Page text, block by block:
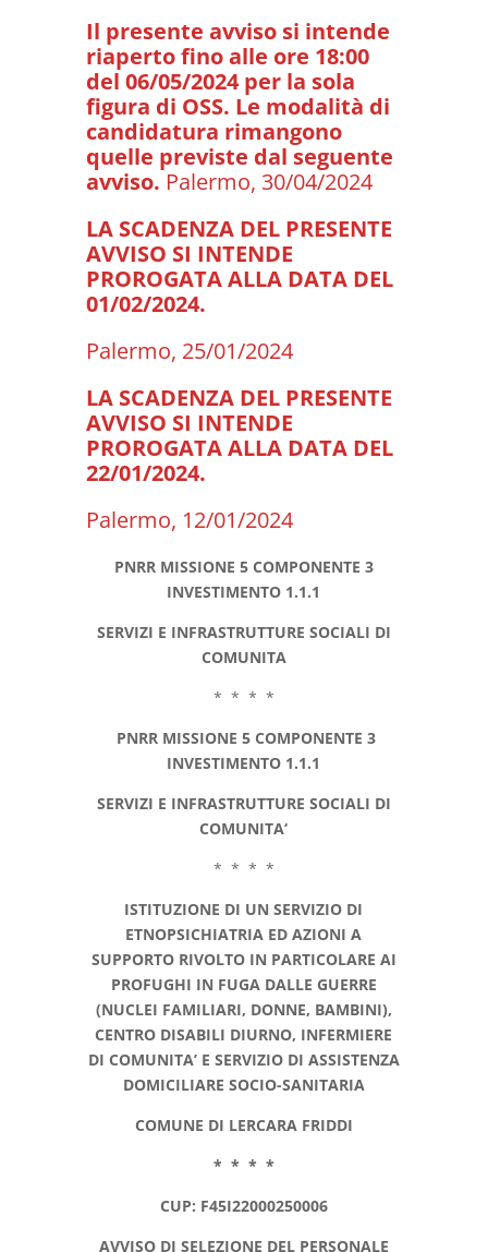
Il presente avviso si intende
riaperto fino alle ore 18:00
del 06/05/2024 per la sola
figura di OSS. Le modalità di
candidatura rimangono
quelle previste dal seguente
avviso. Palermo, 30/04/2024
LA SCADENZA DEL PRESENTE
AVVISO SI INTENDE
PROROGATA ALLA DATA DEL
01/02/2024.
Palermo, 25/01/2024
LA SCADENZA DEL PRESENTE
AVVISO SI INTENDE
PROROGATA ALLA DATA DEL
22/01/2024.
Palermo, 12/01/2024
PNRR MISSIONE 5 COMPONENTE 3
INVESTIMENTO 1.1.1
SERVIZI E INFRASTRUTTURE SOCIALI DI
COMUNITA
* * * *
PNRR MISSIONE 5 COMPONENTE 3
INVESTIMENTO 1.1.1
SERVIZI E INFRASTRUTTURE SOCIALI DI
COMUNITA‘
* * * *
ISTITUZIONE DI UN SERVIZIO DI
ETNOPSICHIATRIA ED AZIONI A
SUPPORTO RIVOLTO IN PARTICOLARE AI
PROFUGHI IN FUGA DALLE GUERRE
(NUCLEI FAMILIARI, DONNE, BAMBINI),
CENTRO DISABILI DIURNO, INFERMIERE
DI COMUNITA’ E SERVIZIO DI ASSISTENZA
DOMICILIARE SOCIO-SANITARIA
COMUNE DI LERCARA FRIDDI
* * * *
CUP: F45I22000250006
AVVISO DI SELEZIONE DEL PERSONALE